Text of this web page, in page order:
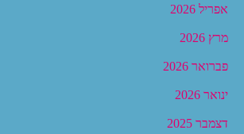
אפריל 2026
מרץ 2026
פברואר 2026
ינואר 2026
דצמבר 2025